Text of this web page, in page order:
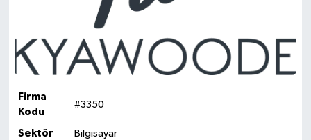
Firma
Kodu
#3350
Sektör Bilgisayar